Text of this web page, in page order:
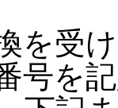
を受
号を